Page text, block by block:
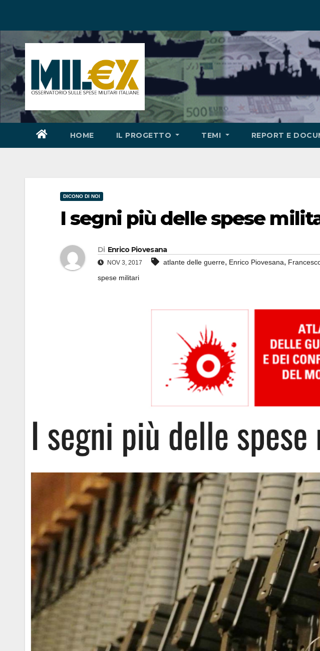
HOME IL PROGETTO TEMI REPORT E
DICONO DI NOI
I segni più delle spese
Di Enrico Piovesana
NOV 3, 2017 atlante delle guerre, Enrico Piovesana,
spese militari